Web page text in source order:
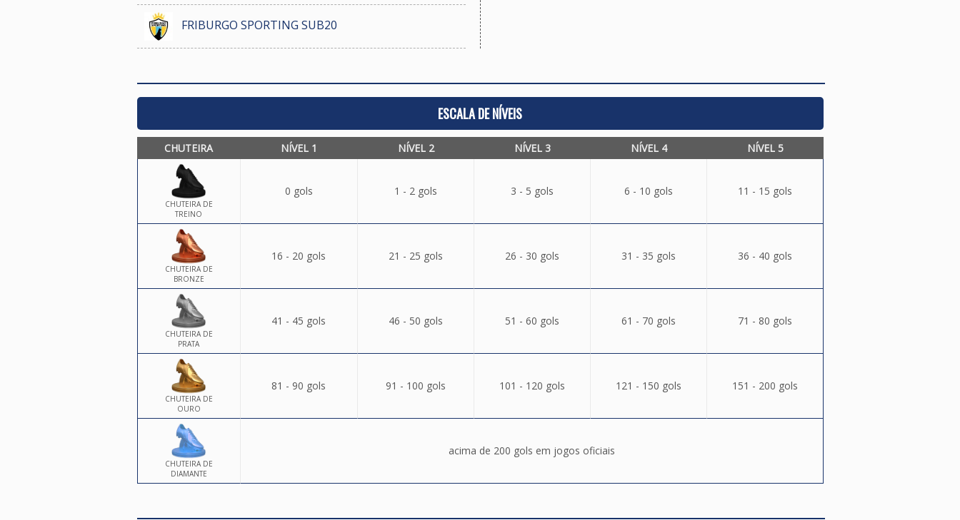
FRIBURGO SPORTING SUB20
ESCALA DE NÍVEIS
CHUTEIRA NÍVEL 1 NÍVEL 2 NÍVEL 3 NÍVEL 4 NÍVEL 5
CHUTEIRA DE
TREINO
0 gols 1 - 2 gols 3 - 5 gols 6 - 10 gols 11 - 15 gols
CHUTEIRA DE
BRONZE
16 - 20 gols 21 - 25 gols 26 - 30 gols 31 - 35 gols 36 - 40 gols
CHUTEIRA DE
PRATA
41 - 45 gols 46 - 50 gols 51 - 60 gols 61 - 70 gols 71 - 80 gols
CHUTEIRA DE
OURO
81 - 90 gols 91 - 100 gols 101 - 120 gols 121 - 150 gols 151 - 200 gols
CHUTEIRA DE
DIAMANTE
acima de 200 gols em jogos oficiais